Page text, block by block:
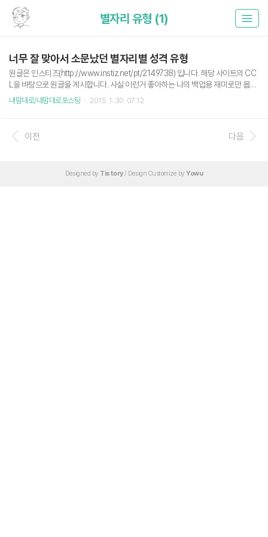
별자리 유형 (1)
너무 잘 맞아서 소문났던 별자리별 성격 유형
원글은 인스티즈(http://www.instiz.net/pt/2149738) 입니다. 해당 사이트의 CC
L을 바탕으로 원글을 게시합니다. 사실 이런거 좋아하는 나의 백업용 재미로만 봅시
다. 재미로만. 어차피 케바케(case by case) 물병자리 1/20~2/18 물병자리.....자의
운 구석도 분명 있다. 뭔가 유치한 데가 없다 이 별자리들은. 본인들도 그런걸 질색하
고 안그럴려고 노력한다. 근데 시각에 좀 약하다. 물병자리는 못생긴걸 싫어한다. 물
내맘대로/내맘대로포스팅 2015. 1. 30. 07:12
이전 다음
Designed by Tistory/ Design Customize by Yowu